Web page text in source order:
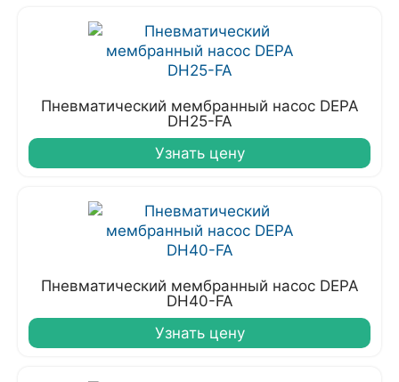
Пневматический мембранный насос DEPA
DH25-FA
Узнать цену
Пневматический мембранный насос DEPA
DH40-FA
Узнать цену